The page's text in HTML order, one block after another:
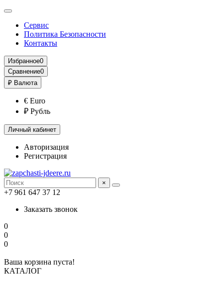
Сервис
Политика Безопасности
Контакты
Избранное0
Сравнение0
₽ Валюта
€ Euro
₽ Рубль
Личный кабинет
Авторизация
Регистрация
×
+7 961 647 37 12
Заказать звонок
0
0
0
Ваша корзина пуста!
КАТАЛОГ